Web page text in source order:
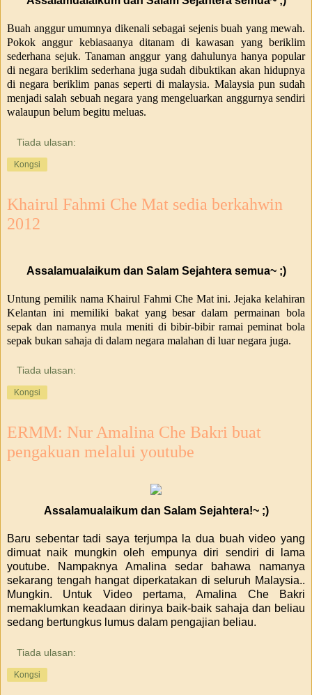
Buah anggur umumnya dikenali sebagai sejenis buah yang mewah.
Pokok anggur kebiasaanya ditanam di kawasan yang beriklim
sederhana sejuk. Tanaman anggur yang dahulunya hanya popular
di negara beriklim sederhana juga sudah dibuktikan akan hidupnya
di negara beriklim panas seperti di malaysia. Malaysia pun sudah
menjadi salah sebuah negara yang mengeluarkan anggurnya sendiri
walaupun belum begitu meluas.
Tiada ulasan:
Kongsi
Khairul Fahmi Che Mat sedia berkahwin
2012
Assalamualaikum dan Salam Sejahtera semua~ ;)
Untung pemilik nama Khairul Fahmi Che Mat ini. Jejaka kelahiran
Kelantan ini memiliki bakat yang besar dalam permainan bola
sepak dan namanya mula meniti di bibir-bibir ramai peminat bola
sepak bukan sahaja di dalam negara malahan di luar negara juga.
Tiada ulasan:
Kongsi
ERMM: Nur Amalina Che Bakri buat
pengakuan melalui youtube
Assalamualaikum dan Salam Sejahtera!~ ;)
Baru sebentar tadi saya terjumpa la dua buah video yang
dimuat naik mungkin oleh empunya diri sendiri di lama
youtube. Nampaknya Amalina sedar bahawa namanya
sekarang tengah hangat diperkatakan di seluruh Malaysia..
Mungkin. Untuk Video pertama, Amalina Che Bakri
memaklumkan keadaan dirinya baik-baik sahaja dan beliau
sedang bertungkus lumus dalam pengajian beliau.
Tiada ulasan:
Kongsi